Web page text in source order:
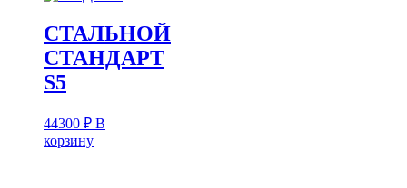
СТАЛЬНОЙ
СТАНДАРТ
S5
44300 ₽ В
корзину